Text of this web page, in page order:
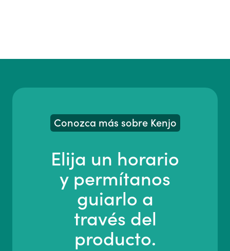
Conozca más sobre Kenjo
Elija un horario
y permítanos
guiarlo a
través del
producto.